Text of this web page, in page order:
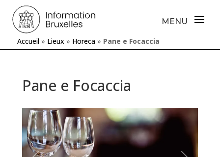
Accueil » Lieux » Horeca » Pane e Focaccia
Pane e Focaccia